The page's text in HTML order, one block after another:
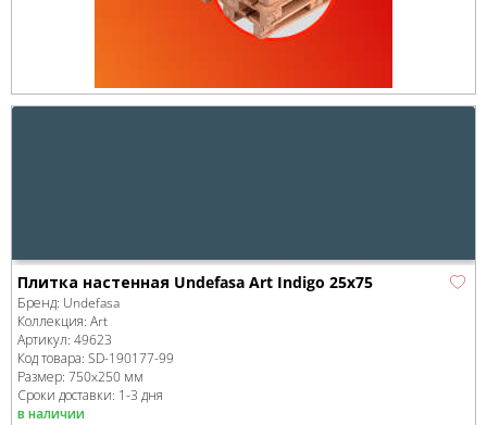
Плитка настенная Undefasa Art Indigo 25x75
Бренд: Undefasa
Коллекция: Art
Артикул: 49623
Код товара: SD-190177-99
Размер: 750x250 мм
Сроки доставки: 1-3 дня
в наличии